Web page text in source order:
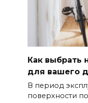
Как выбрать
для вашего
В период
поверхности